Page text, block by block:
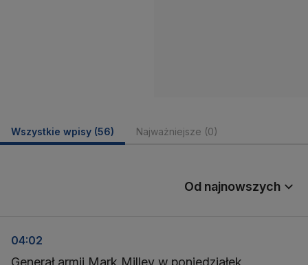
Wszystkie wpisy (56) Najważniejsze (0)
Od najnowszych
04:02
Generał armii Mark Milley w poniedziałek